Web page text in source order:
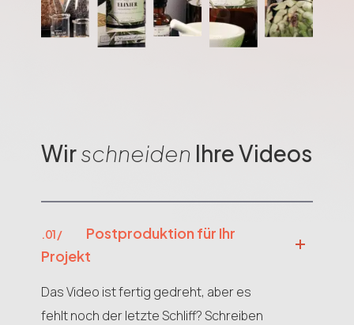
Wirschneiden Ihre Videos
.01 /
Postproduktion für Ihr
Projekt
Das Video ist fertig gedreht, aber es
fehlt noch der letzte Schliff? Schreiben